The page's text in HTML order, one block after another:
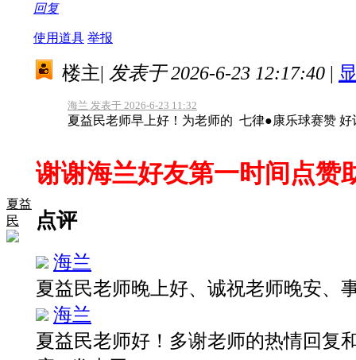
回复
使用道具 举报
夏益
民
楼主| 发表于 2026-6-23 12:17:40 |
海兰 发表于 2026-6-23 11:32
夏益民老师早上好！为老师的 七律●康乐球赛赞 好
谢谢海兰好友第一时间点赞
点评
海兰
夏益民老师晚上好、诚祝老师晚安
海兰
夏益民老师好！多谢老师的热情回复